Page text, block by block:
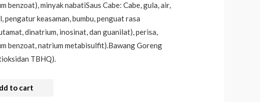
benzoat), minyak nabatiSaus Cabe: Cabe, gula, air,
pengatur keasaman, bumbu, penguat rasa
dinatrium, inosinat, dan guanilat), perisa,
benzoat, natrium metabisulfit).Bawang Goreng
TBHQ).
to cart